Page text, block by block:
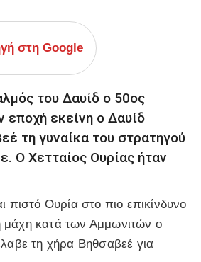
στη Google
του Δαυίδ ο 50ος
εποχή εκείνη ο Δαυίδ
τη γυναίκα του στρατηγού
Ο Χετταίος Ουρίας ήταν
Ουρία στο πιο επικίνδυνο
μάχη κατά των Αμμωνιτών ο
τη χήρα Βηθσαβεέ για